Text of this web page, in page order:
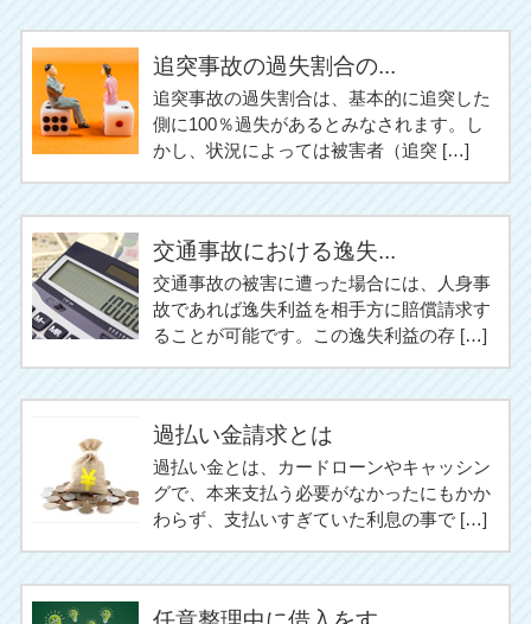
追突事故の過失割合の...
追突事故の過失割合は、基本的に追突した
側に100％過失があるとみなされます。し
かし、状況によっては被害者（追突 […]
交通事故における逸失...
交通事故の被害に遭った場合には、人身事
故であれば逸失利益を相手方に賠償請求す
ることが可能です。この逸失利益の存 […]
過払い金請求とは
過払い金とは、カードローンやキャッシン
グで、本来支払う必要がなかったにもかか
わらず、支払いすぎていた利息の事で […]